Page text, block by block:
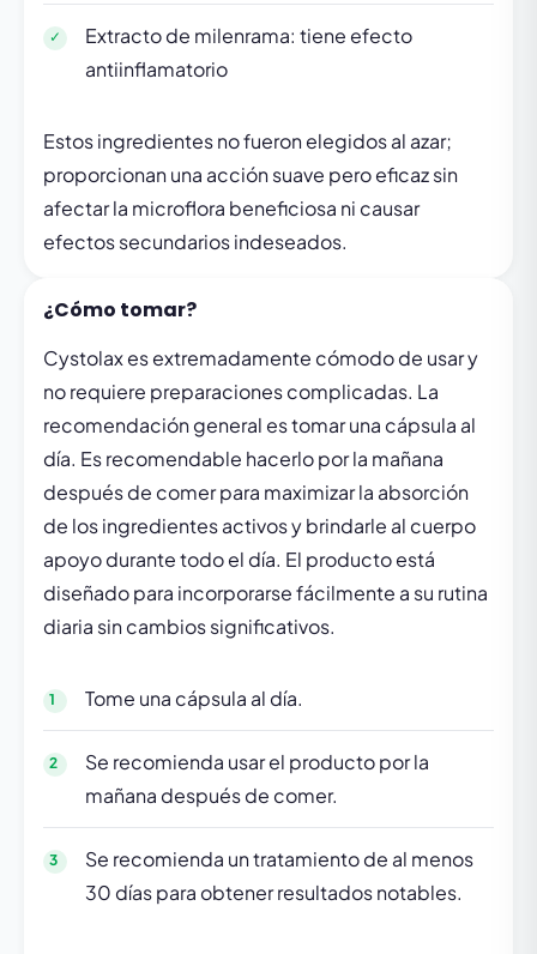
Extracto de milenrama: tiene efecto
antiinflamatorio
Estos ingredientes no fueron elegidos al azar;
proporcionan una acción suave pero eficaz sin
afectar la microflora beneficiosa ni causar
efectos secundarios indeseados.
¿Cómo tomar?
Cystolax es extremadamente cómodo de usar y
no requiere preparaciones complicadas. La
recomendación general es tomar una cápsula al
día. Es recomendable hacerlo por la mañana
después de comer para maximizar la absorción
de los ingredientes activos y brindarle al cuerpo
apoyo durante todo el día. El producto está
diseñado para incorporarse fácilmente a su rutina
diaria sin cambios significativos.
Tome una cápsula al día.
Se recomienda usar el producto por la
mañana después de comer.
Se recomienda un tratamiento de al menos
30 días para obtener resultados notables.